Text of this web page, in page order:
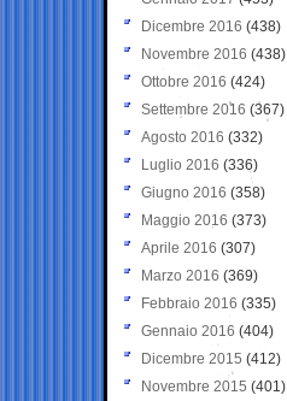
Dicembre 2016 (438)
Novembre 2016 (438)
Ottobre 2016 (424)
Settembre 2016 (367)
Agosto 2016 (332)
Luglio 2016 (336)
Giugno 2016 (358)
Maggio 2016 (373)
Aprile 2016 (307)
Marzo 2016 (369)
Febbraio 2016 (335)
Gennaio 2016 (404)
Dicembre 2015 (412)
Novembre 2015 (401)